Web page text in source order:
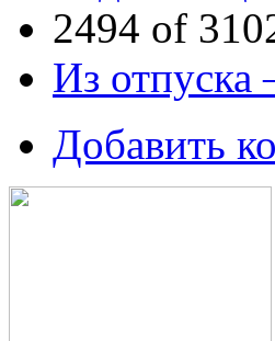
2494 of
Из отпуска
Добавить